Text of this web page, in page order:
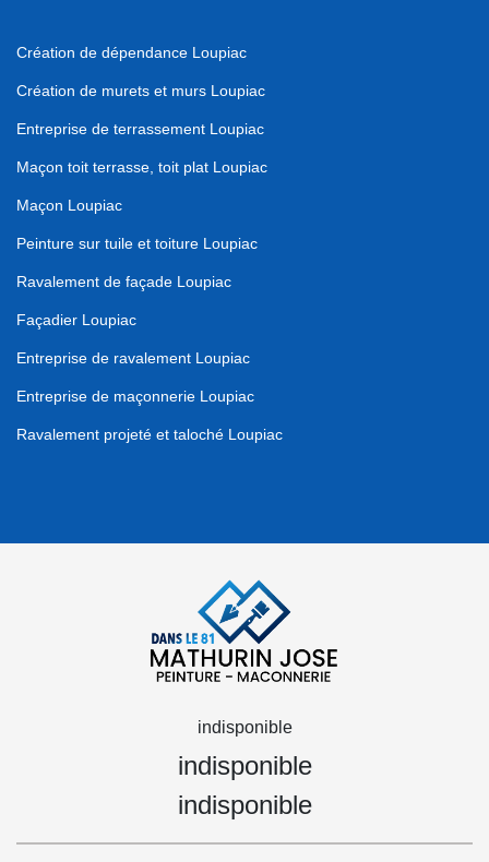
Création de dépendance Loupiac
Création de murets et murs Loupiac
Entreprise de terrassement Loupiac
Maçon toit terrasse, toit plat Loupiac
Maçon Loupiac
Peinture sur tuile et toiture Loupiac
Ravalement de façade Loupiac
Façadier Loupiac
Entreprise de ravalement Loupiac
Entreprise de maçonnerie Loupiac
Ravalement projeté et taloché Loupiac
indisponible
indisponible
indisponible